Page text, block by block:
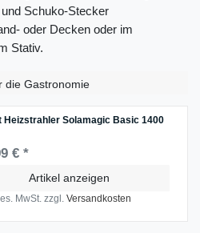
Schuko-Stecker
oder Decken oder im
Stativ.
die Gastronomie
Heizstrahler Solamagic Basic 1400
€ *
Artikel anzeigen
MwSt. zzgl.Versandkosten